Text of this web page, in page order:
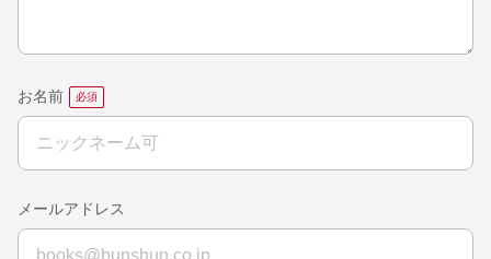
お名前
メールアドレス